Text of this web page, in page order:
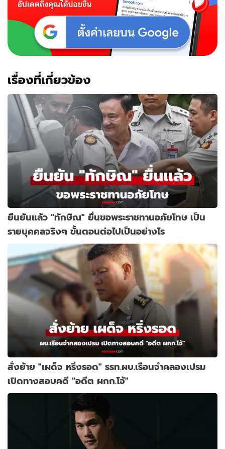
เรื่องที่เกี่ยวข้อง
ยืนยันแล้ว "ทักษิณ" ยื่นขอพระราชทานอภัยโทษ เป็น
รายบุคคลจริงๆ ขั้นตอนต่อไปเป็นอย่างไร
สั่งย้าย "เผด็จ หริ่งรอด" รรท.ผบ.เรือนจำคลองเปรม
เปิดทางสอบคดี "อดีต ผกก.โจ้"